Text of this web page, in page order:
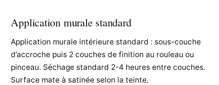
Application murale standard
Application murale intérieure standard : sous-couche
d’accroche puis 2 couches de finition au rouleau ou
pinceau. Séchage standard 2-4 heures entre couches.
Surface mate à satinée selon la teinte.